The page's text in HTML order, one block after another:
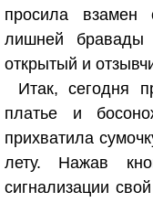
просила
лишней бравады
открытый и
Итак, сегодня
платье и
прихватила
лету. Нажав
сигнализации